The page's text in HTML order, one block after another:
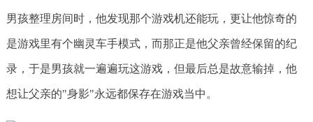
男孩整理房间时，他发现那个游戏机还能玩，更让他惊奇的
是游戏里有个幽灵车手模式，而那正是他父亲曾经保留的纪
录，于是男孩就一遍遍玩这游戏，但最后总是故意输掉，他
想让父亲的"身影"永远都保存在游戏当中。